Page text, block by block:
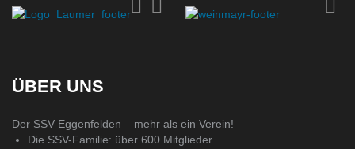
ÜBER UNS
Der SSV Eggenfelden – mehr als ein Verein!
Die SSV-Familie: über 600 Mitglieder